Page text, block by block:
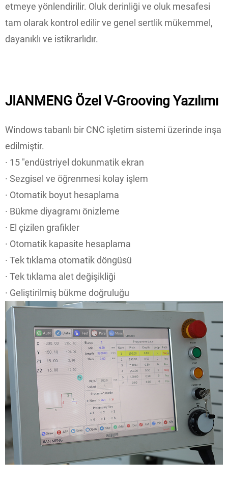
etmeye yönlendirilir. Oluk derinliği ve oluk mesafesi
tam olarak kontrol edilir ve genel sertlik mükemmel,
dayanıklı ve istikrarlıdır.
JIANMENG Özel V-Grooving Yazılımı
Windows tabanlı bir CNC işletim sistemi üzerinde inşa
edilmiştir.
· 15 "endüstriyel dokunmatik ekran
· Sezgisel ve öğrenmesi kolay işlem
· Otomatik boyut hesaplama
· Bükme diyagramı önizleme
· El çizilen grafikler
· Otomatik kapasite hesaplama
· Tek tıklama otomatik döngüsü
· Tek tıklama alet değişikliği
· Geliştirilmiş bükme doğruluğu